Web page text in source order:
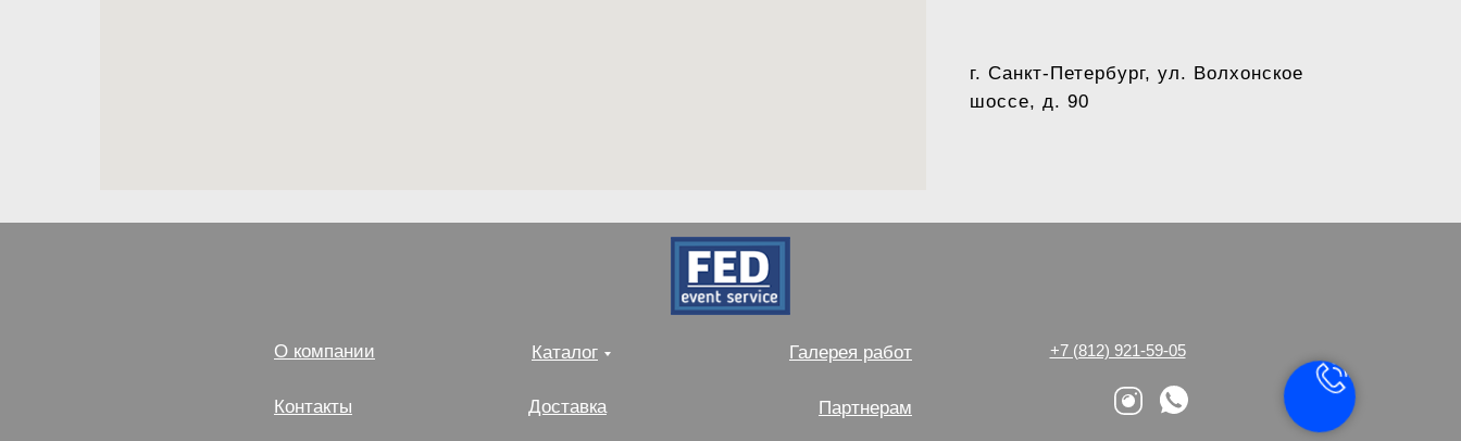
г. Санкт-Петербург, ул. Волхонское
шоссе, д. 90
О компании Каталог
Доставка
Контакты
+7 (812) 921-59-05
Галерея работ
Партнерам